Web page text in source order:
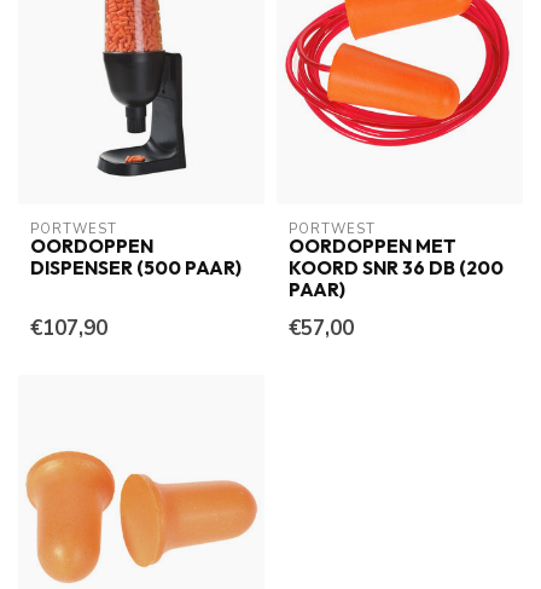
PORTWEST
OORDOPPEN
DISPENSER (500 PAAR)
€107,90
PORTWEST
OORDOPPEN MET
KOORD SNR 36 DB (200
PAAR)
€57,00